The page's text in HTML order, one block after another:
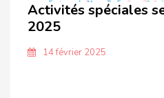
Activités spéciales
2025
14 février 2025